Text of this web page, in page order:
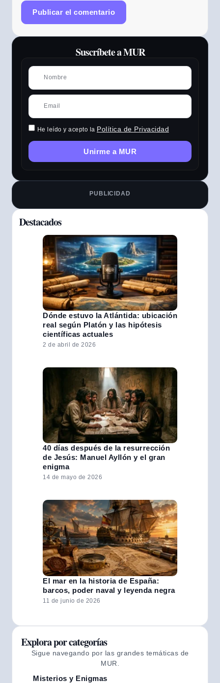
Suscríbete a MUR
He leído y acepto la Política de Privacidad
Unirme a MUR
PUBLICIDAD
Destacados
Dónde estuvo la Atlántida: ubicación
real según Platón y las hipótesis
científicas actuales
2 de abril de 2026
40 días después de la resurrección
de Jesús: Manuel Ayllón y el gran
enigma
14 de mayo de 2026
El mar en la historia de España:
barcos, poder naval y leyenda negra
11 de junio de 2026
Explora por categorías
Sigue navegando por las grandes temáticas de
MUR.
Misterios y Enigmas